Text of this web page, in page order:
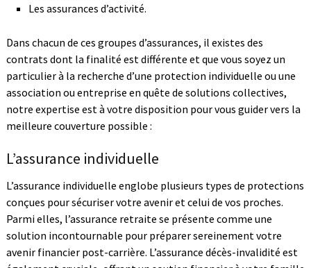
Les assurances d’activité.
Dans chacun de ces groupes d’assurances, il existes des
contrats dont la finalité est différente et que vous soyez un
particulier à la recherche d’une protection individuelle ou une
association ou entreprise en quête de solutions collectives,
notre expertise est à votre disposition pour vous guider vers la
meilleure couverture possible :
L’assurance individuelle
L’assurance individuelle englobe plusieurs types de protections
conçues pour sécuriser votre avenir et celui de vos proches.
Parmi elles, l’assurance retraite se présente comme une
solution incontournable pour préparer sereinement votre
avenir financier post-carrière. L’assurance décès-invalidité est